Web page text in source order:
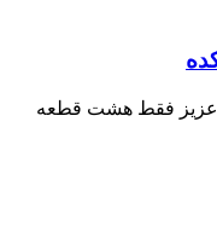
عزیز فقط هشت قطعه